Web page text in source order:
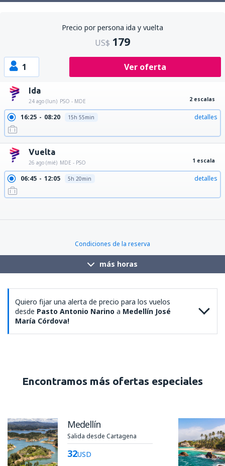
Precio por persona ida y vuelta
US$ 179
1 Ver oferta
Ida
24 ago (lun) PSO - MDE 2 escalas
16:25 08:20 15h 55min detalles
Vuelta
26 ago (mié) MDE - PSO 1 escala
06:45 12:05 5h 20min detalles
Condiciones de la reserva
más horas
Quiero fijar una alerta de precio para los vuelos
desde Pasto Antonio Narino a Medellín José
María Córdova!
Encontramos más ofertas especiales
Medellín
Salida desde Cartagena
32USD